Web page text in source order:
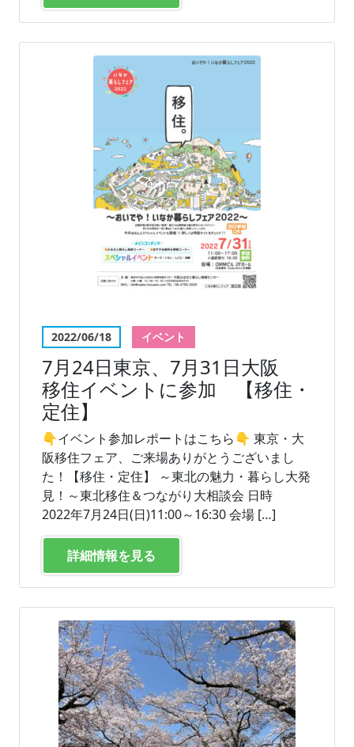
2022/06/18 イベント
7月24日東京、7月31日大阪
移住イベントに参加 【移住・
定住】
👇イベント参加レポートはこちら👇 東京・大
阪移住フェア、ご来場ありがとうございまし
た！【移住・定住】 ～東北の魅力・暮らし大発
見！～東北移住＆つながり大相談会 日時
2022年7月24日(日)11:00～16:30 会場 […]
詳細情報を見る